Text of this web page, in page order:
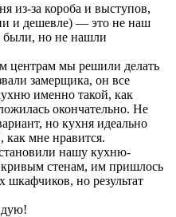
из-за короба и выступов,
и дешевле) — это не наш
были, но не нашли
центрам мы решили делать
замерщика, он все
именно такой, как
окончательно. Не
но кухня идеально
как мне нравится.
нашу кухню-
стенам, им пришлось
но результат